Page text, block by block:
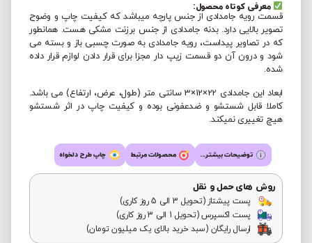
معرفی کوتاه محصول:
قسمت رویه جامدادی از جنس پارچه میباشد که کیفیت چاپ و وضوح
تصویر بالایی دارد. بدنه جامدادی از جنس برزنت مشکی هست. همانطور
که در تصاویر پیداست، رویه جامدادی به صورت چسبی باز و بسته می
شود و درون آن دو قسمت زیپ دار مجزا برای قرار دادن لوازم قرار داده
شده.
ابعاد این جامدادی 22×12×3 سانتی متر (طول، عرض، ارتفاع) می باشد.
کاملا قابل شستشو و ضدعفونی بوده و کیفیت چاپ در اثر شستشو
هیچ تغییری نمیکند.
توضیحات بیشتر... محصولات مرتبط چاپ طرح دلخواه
روش های حمل و نقل
پست پیشتاز (تحویل 3 الی 5 روز کاری)
پست اکسپرس (تحویل 1 الی 3 روز کاری)
ارسال رایگان (سبد خرید بالای یک میلیون تومان)